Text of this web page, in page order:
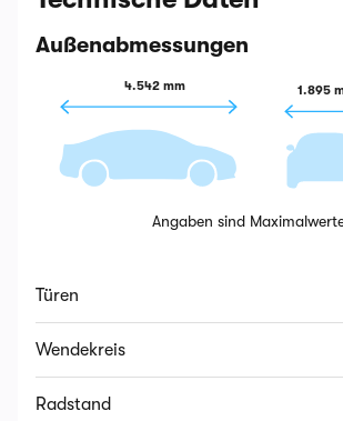
Außenabmessungen
4.542 mm 1.895
Angaben sind
Türen
Wendekreis
Radstand